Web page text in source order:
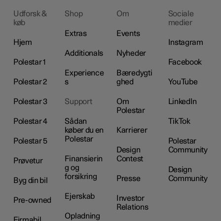
Udforsk &
køb
Hjem
Polestar 1
Polestar 2
Polestar 3
Polestar 4
Polestar 5
Prøvetur
Byg din bil
Pre-owned
Shop
Extras
Additionals
Experience
s
Support
Sådan
køber du en
Polestar
Finansierin
g og
forsikring
Ejerskab
Opladning
Om
Events
Nyheder
Bæredygti
ghed
Om
Polestar
Karrierer
Design
Contest
Presse
Investor
Relations
Sociale
medier
Instagram
Facebook
YouTube
LinkedIn
TikTok
Polestar
Community
Design
Community